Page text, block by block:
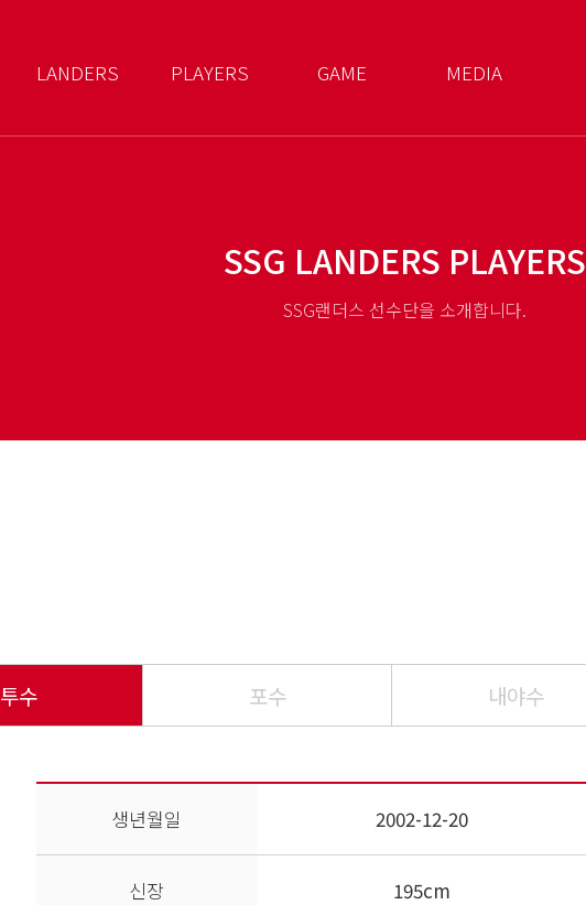
LANDERS PLAYERS GAME MEDIA
SSG LANDERS PLAYERS
SSG랜더스 선수단을 소개합니다.
투수 포수 내야수
생년월일 2002-12-20
신장 195cm